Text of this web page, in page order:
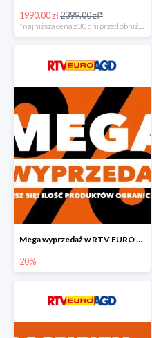
1990.00 zł2399.00 zł*
*najniższa cena z 30 dni przed obniżką
Mega wyprzedaż w RTV EURO AGD
20%